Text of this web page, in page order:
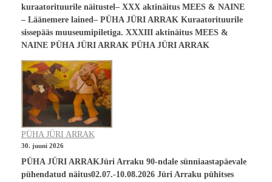
kuraatorituurile näitustel– XXX aktinäitus MEES & NAINE
– Läänemere lained– PÜHA JÜRI ARRAK Kuraatorituurile
sissepääs muuseumipiletiga. XXXIII aktinäitus MEES &
NAINE PÜHA JÜRI ARRAK PÜHA JÜRI ARRAK
PÜHA JÜRI ARRAK
30. juuni 2026
PÜHA JÜRI ARRAKJüri Arraku 90-ndale sünniaastapäevale
pühendatud näitus02.07.-10.08.2026 Jüri Arraku pühitses